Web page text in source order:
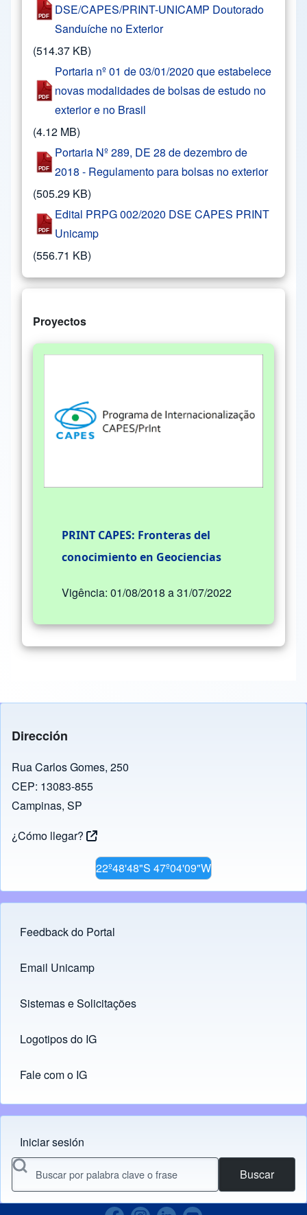
DSE/CAPES/PRINT-UNICAMP Doutorado
Sanduíche no Exterior
(514.37 KB)
Portaria nº 01 de 03/01/2020 que estabelece
novas modalidades de bolsas de estudo no
exterior e no Brasil
(4.12 MB)
Portaria Nº 289, DE 28 de dezembro de
2018 - Regulamento para bolsas no exterior
(505.29 KB)
Edital PRPG 002/2020 DSE CAPES PRINT
Unicamp
(556.71 KB)
Proyectos
PRINT CAPES: Fronteras del
conocimiento en Geociencias
Vigência: 01/08/2018 a 31/07/2022
Dirección
Rua Carlos Gomes, 250
CEP: 13083-855
Campinas, SP
¿Cómo llegar?
22º48'48"S 47º04'09"W
Footer menu
Feedback do Portal
Links
Email Unicamp
(opens in new tab)
Sistemas e Solicitações
(opens in new tab)
Logotipos do IG
(opens in new tab)
Fale com o IG
Menu do usuário
Iniciar sesión
Buscar